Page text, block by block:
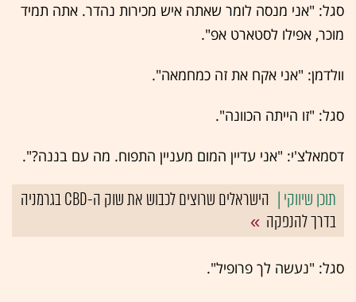
סגל: "אני מנסה לומר שאתה איש מכירות נהדר. אתה תמיד
מוכר, אפילו לסטארט אפ".
וולדמן: "אני אקח את זה כמחמאה".
סגל: "זו הייתה הכוונה".
דסמאלצ'י: "אני עדיין המום מעניין התפוח. מה עם בננה?".
הישראלים שרוצים לכבוש את שוק ה-CBD בגרמניה
בדרך להנפקה
סגל: "נעשה לך פרופיל".